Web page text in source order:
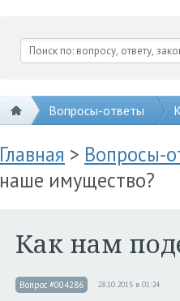
Вопросы-ответы
Главная > Вопросы-
наше имущество?
Как нам
Вопрос #004286 28.10.2015 в 01:24